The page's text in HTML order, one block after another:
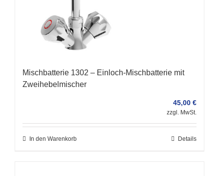
Mischbatterie 1302 – Einloch-Mischbatterie mit
Zweihebelmischer
45,00 €
zzgl. MwSt.
In den Warenkorb Details